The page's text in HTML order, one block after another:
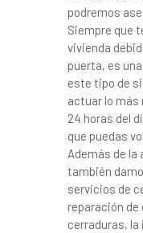
podremos
Siempre que
vivienda
puerta, es
este tipo de
actuar lo más
24 horas del
que puedas
Además de la
también
servicios de
reparación de
cerraduras,